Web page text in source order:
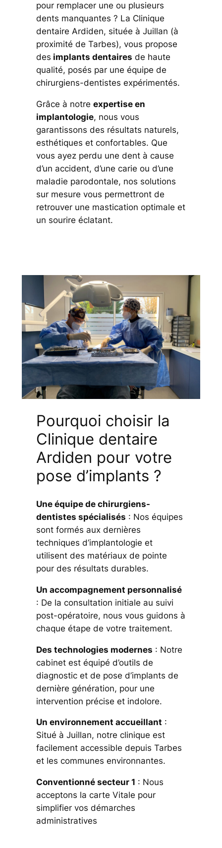
pour remplacer une ou plusieurs
dents manquantes ? La Clinique
dentaire Ardiden, située à Juillan (à
proximité de Tarbes), vous propose
des implants dentaires de haute
qualité, posés par une équipe de
chirurgiens-dentistes expérimentés.
Grâce à notre expertise en
implantologie, nous vous
garantissons des résultats naturels,
esthétiques et confortables. Que
vous ayez perdu une dent à cause
d’un accident, d’une carie ou d’une
maladie parodontale, nos solutions
sur mesure vous permettront de
retrouver une mastication optimale et
un sourire éclatant.
Pourquoi choisir la
Clinique dentaire
Ardiden pour votre
pose d’implants ?
Une équipe de chirurgiens-
dentistes spécialisés : Nos équipes
sont formés aux dernières
techniques d’implantologie et
utilisent des matériaux de pointe
pour des résultats durables.
Un accompagnement personnalisé
: De la consultation initiale au suivi
post-opératoire, nous vous guidons à
chaque étape de votre traitement.
Des technologies modernes : Notre
cabinet est équipé d’outils de
diagnostic et de pose d’implants de
dernière génération, pour une
intervention précise et indolore.
Un environnement accueillant :
Situé à Juillan, notre clinique est
facilement accessible depuis Tarbes
et les communes environnantes.
Conventionné secteur 1 : Nous
acceptons la carte Vitale pour
simplifier vos démarches
administratives